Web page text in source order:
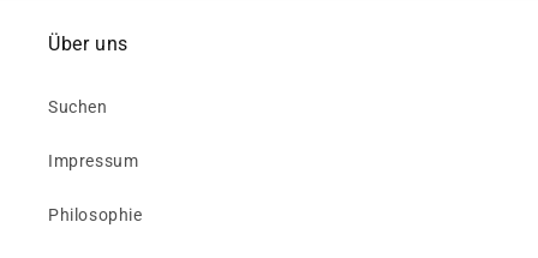
Über uns
Suchen
Impressum
Philosophie